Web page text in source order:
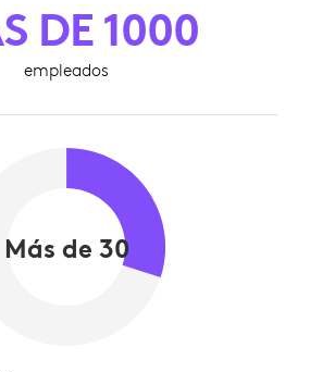
DE 1000
empleados
Más de 30